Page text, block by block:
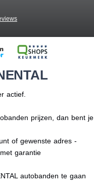
actief.
prijzen, dan bent je
of gewenste adres -
garantie
autobanden te gaan